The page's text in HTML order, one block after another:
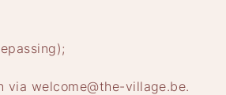
via welcome@the-village.be.